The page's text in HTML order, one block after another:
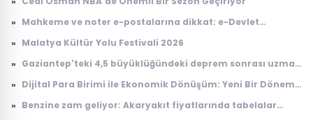
» Mahkeme ve noter e-postalarına dikkat: e-Devlet
» Malatya Kültür Yolu Festivali 2026
» Gaziantep'teki 4,5 büyüklüğündeki deprem sonrası uzman
» Dijital Para Birimi ile Ekonomik Dönüşüm: Yeni Bir Dönem
» Benzine zam geliyor: Akaryakıt fiyatlarında tabelalar